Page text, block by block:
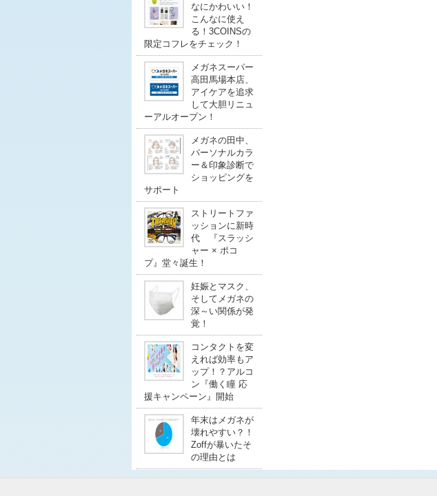
なにかわいい！
こんなに使え
る！3COINSの
限定コフレをチェック！
メガネスーパー
高田馬場本店、
アイケアを追求
して大胆リニュ
ーアルオープン！
メガネの田中、
パーソナルカラ
ー＆印象診断で
ショッピングを
サポート
ストリートファ
ッションに新時
代 『スラッシ
ャー × ポコ
プ』堂々誕生！
妊娠とマスク、
そしてメガネの
深～い関係が発
覚！
コンタクトを変
えれば効率もア
ップ！？アルコ
ン『働く瞳 応
援キャンペーン』開始
年末はメガネが
壊れやすい？！
Zoffが暴いたそ
の理由とは